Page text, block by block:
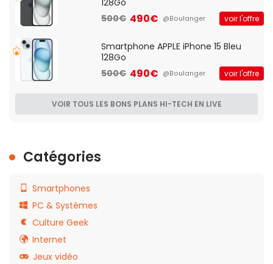
128Go
500€ 490€ @Boulanger voir l'offre
Smartphone APPLE iPhone 15 Bleu
128Go
500€ 490€ @Boulanger voir l'offre
VOIR TOUS LES BONS PLANS HI-TECH EN LIVE
Catégories
Smartphones
PC & Systèmes
Culture Geek
Internet
Jeux vidéo